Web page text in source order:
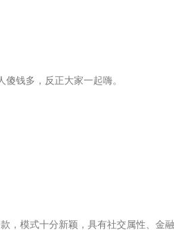
钱多，反正大家一起嗨。
模式十分新颖，具有社交属性、金